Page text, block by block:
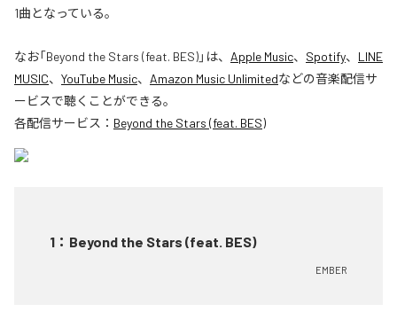
1曲となっている。
なお「Beyond the Stars (feat. BES)」は、 Apple Music、 Spotify、 LINE
MUSIC、 YouTube Music、 Amazon Music Unlimitedなどの音楽配信サ
ービスで聴くことができる。
各配信サービス： Beyond the Stars (feat. BES)
1 ： Beyond the Stars (feat. BES)
EMBER